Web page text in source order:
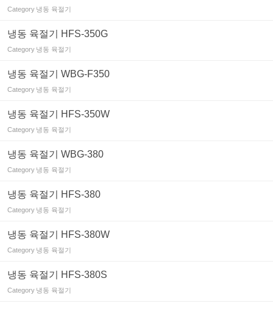
Category 냉동 육절기
냉동 육절기 HFS-350G
Category 냉동 육절기
냉동 육절기 WBG-F350
Category 냉동 육절기
냉동 육절기 HFS-350W
Category 냉동 육절기
냉동 육절기 WBG-380
Category 냉동 육절기
냉동 육절기 HFS-380
Category 냉동 육절기
냉동 육절기 HFS-380W
Category 냉동 육절기
냉동 육절기 HFS-380S
Category 냉동 육절기